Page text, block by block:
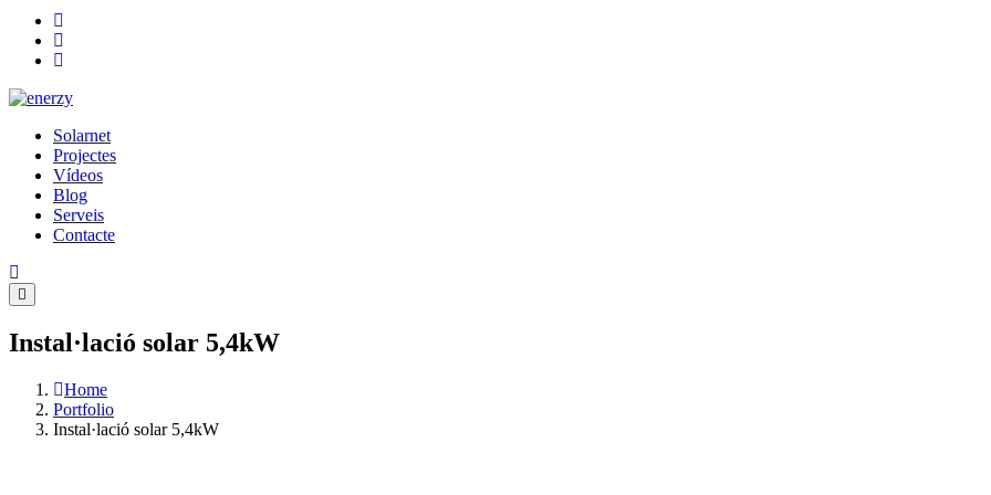
Solarnet
Projectes
Vídeos
Blog
Serveis
Contacte
Instal·lació solar 5,4kW
Home
Portfolio
Instal·lació solar 5,4kW